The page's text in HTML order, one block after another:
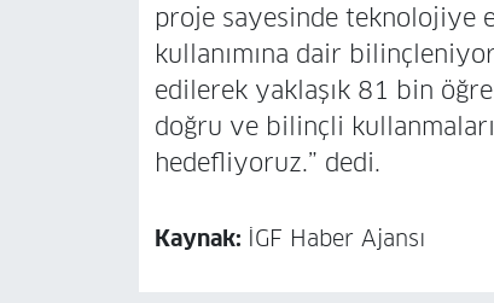
proje sayesinde teknolojiye
kullanımına dair
edilerek yaklaşık 81 bin
doğru ve bilinçli
hedefliyoruz.” dedi.
Kaynak: İGF Haber Ajansı